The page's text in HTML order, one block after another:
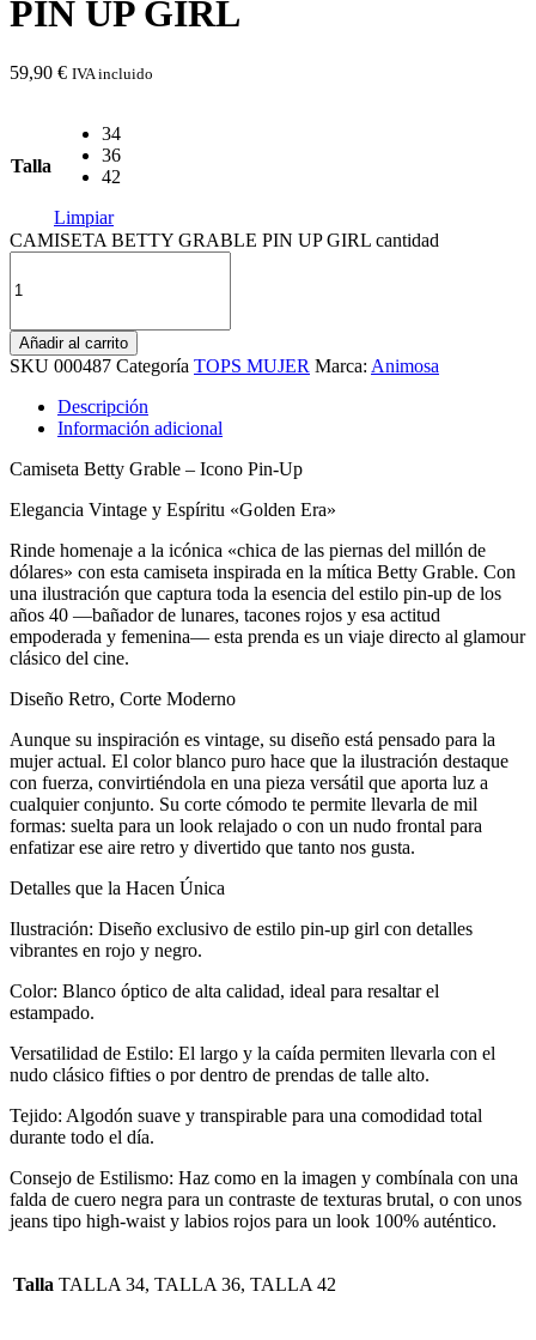
PIN UP GIRL
59,90 € IVA incluido
Talla
34
36
42
Limpiar
CAMISETA BETTY GRABLE PIN UP GIRL cantidad
Añadir al carrito
SKU 000487 Categoría TOPS MUJER Marca: Animosa
Descripción
Información adicional
Camiseta Betty Grable – Icono Pin-Up
Elegancia Vintage y Espíritu «Golden Era»
Rinde homenaje a la icónica «chica de las piernas del millón de
dólares» con esta camiseta inspirada en la mítica Betty Grable. Con
una ilustración que captura toda la esencia del estilo pin-up de los
años 40 —bañador de lunares, tacones rojos y esa actitud
empoderada y femenina— esta prenda es un viaje directo al glamour
clásico del cine.
Diseño Retro, Corte Moderno
Aunque su inspiración es vintage, su diseño está pensado para la
mujer actual. El color blanco puro hace que la ilustración destaque
con fuerza, convirtiéndola en una pieza versátil que aporta luz a
cualquier conjunto. Su corte cómodo te permite llevarla de mil
formas: suelta para un look relajado o con un nudo frontal para
enfatizar ese aire retro y divertido que tanto nos gusta.
Detalles que la Hacen Única
Ilustración: Diseño exclusivo de estilo pin-up girl con detalles
vibrantes en rojo y negro.
Color: Blanco óptico de alta calidad, ideal para resaltar el
estampado.
Versatilidad de Estilo: El largo y la caída permiten llevarla con el
nudo clásico fifties o por dentro de prendas de talle alto.
Tejido: Algodón suave y transpirable para una comodidad total
durante todo el día.
Consejo de Estilismo: Haz como en la imagen y combínala con una
falda de cuero negra para un contraste de texturas brutal, o con unos
jeans tipo high-waist y labios rojos para un look 100% auténtico.
Talla TALLA 34, TALLA 36, TALLA 42